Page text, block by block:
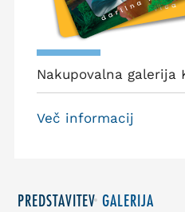
Nakupovalna galerija
Več informacij
PREDSTAVITEV GALERIJA